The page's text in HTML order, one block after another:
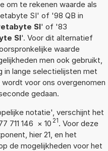
om te rekenen waarde als
SI' of '98 QB in
SI' of '83
SI'. Voor dit alternatief
waarde
men ook gebruikt,
in lange selectielijsten met
voor ons overgenomen
gedaan.
notatie', verschijnt het
711 146 × 10 21. Voor deze
hier 21, en het
de mogelijkheden voor het